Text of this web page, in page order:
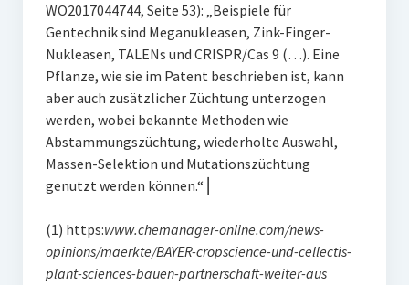
WO2017044744, Seite 53): „Beispiele für
Gentechnik sind Meganukleasen, Zink-Finger-
Nukleasen, TALENs und CRISPR/Cas 9 (…). Eine
Pflanze, wie sie im Patent beschrieben ist, kann
aber auch zusätzlicher Züchtung unterzogen
werden, wobei bekannte Methoden wie
Abstammungszüchtung, wiederholte Auswahl,
Massen-Selektion und Mutationszüchtung
genutzt werden können.“ ⎜
(1) https:www.chemanager-online.com/news-
opinions/maerkte/BAYER-cropscience-und-cellectis-
plant-sciences-bauen-partnerschaft-weiter-aus